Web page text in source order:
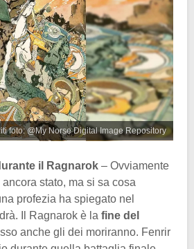
foto: @My Norse Digital Image Repository
il Ragnarok – Ovviamente
ancora stato, ma si sa cosa
profezia ha spiegato nel
Il Ragnarok è la fine del
anche gli dei moriranno. Fenrir